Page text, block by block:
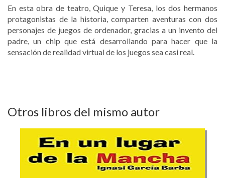
En esta obra de teatro, Quique y Teresa, los dos hermanos
protagonistas de la historia, comparten aventuras con dos
personajes de juegos de ordenador, gracias a un invento del
padre, un chip que está desarrollando para hacer que la
sensación de realidad virtual de los juegos sea casi real.
Otros libros del mismo autor